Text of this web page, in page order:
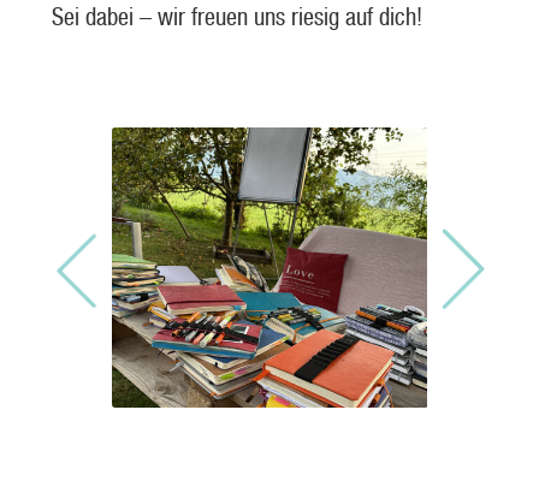
Sei dabei – wir freuen uns riesig auf dich!